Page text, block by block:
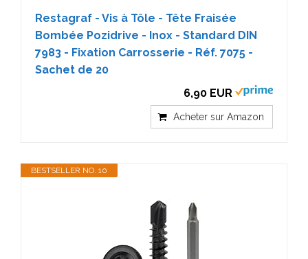
Restagraf - Vis à Tôle - Tête Fraisée
Bombée Pozidrive - Inox - Standard DIN
7983 - Fixation Carrosserie - Réf. 7075 -
Sachet de 20
6,90 EUR
Acheter sur Amazon
BESTSELLER NO. 10